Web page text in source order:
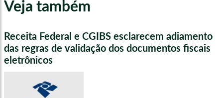
Veja também
Receita Federal e CGIBS esclarecem adiamento
das regras de validação dos documentos fiscais
eletrônicos